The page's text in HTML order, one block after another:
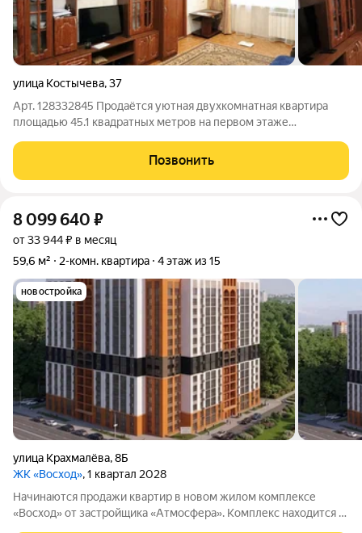
улица Костычева,37
Арт. 128332845 Продаётся уютная двухкомнатная квартира
площадью 45.1 квадратных метров на первом этаже
город Брянск, улица Костычева, дом 37. Жилая площадь
составляет 30 квадратных метров, что
Позвонить
8 099 640 ₽
от 33 944 ₽ в месяц
59,6 м²
2-комн. квартира 4 этаж из 15
новостройка
улица Крахмалёва,8Б
ЖК «Восход», 1 квартал 2028
Начинаются продажи квартир в новом жилом комплексе
«Восход» от застройщика «Атмосфера». Комплекс находится в